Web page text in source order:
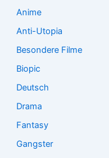
Anime
Anti-Utopia
Besondere Filme
Biopic
Deutsch
Drama
Fantasy
Gangster